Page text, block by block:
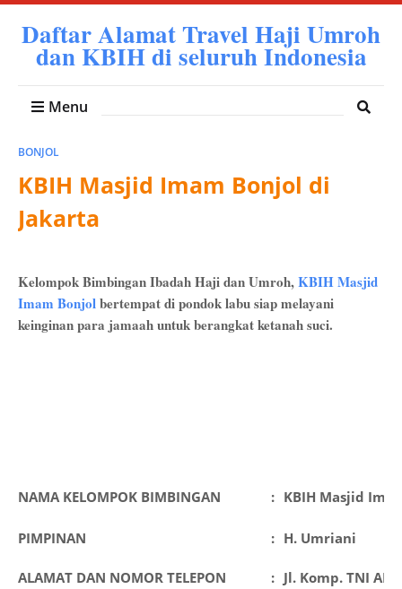
Daftar Alamat Travel Haji Umroh
dan KBIH di seluruh Indonesia
Menu
BONJOL
KBIH Masjid Imam Bonjol di
Jakarta
Kelompok Bimbingan Ibadah Haji dan Umroh,KBIH Masjid
Imam Bonjolbertempat di pondok labu siap melayani
keinginan para jamaah untuk berangkat ketanah suci.
NAMA KELOMPOK BIMBINGAN : KBIH Masjid
PIMPINAN : H. Umriani
ALAMAT DAN NOMOR TELEPON : Jl. Komp. TNI AL